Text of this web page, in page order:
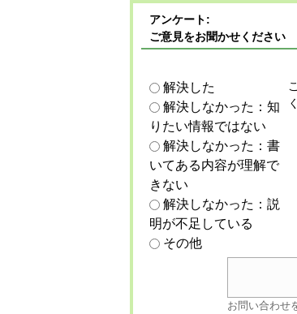
アンケート:
ご意見をお聞かせください
解決した
解決しなかった：知
りたい情報ではない
解決しなかった：書
いてある内容が理解で
きない
解決しなかった：説
明が不足している
その他
お問い合わせ